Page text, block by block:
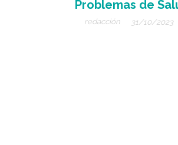
Problemas de
redacción 31/10/2023